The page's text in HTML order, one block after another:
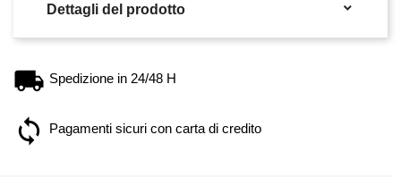
Dettagli del prodotto 
Spedizione in 24/48 H
Pagamenti sicuri con carta di credito